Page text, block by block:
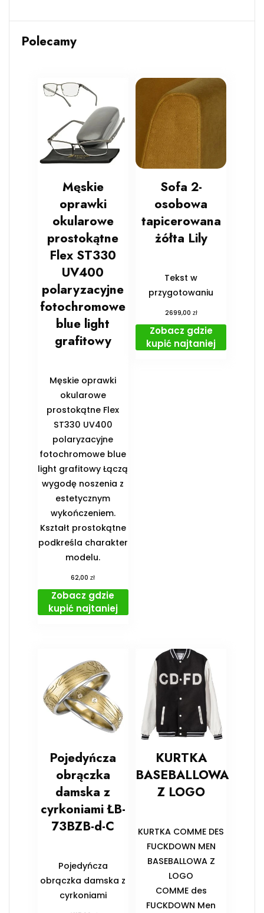
Polecamy
Męskie
oprawki
okularowe
prostokątne
Flex ST330
UV400
polaryzacyjne
fotochromowe
blue light
grafitowy
Męskie oprawki
okularowe
prostokątne Flex
ST330 UV400
polaryzacyjne
fotochromowe blue
light grafitowy Łączą
wygodę noszenia z
estetycznym
wykończeniem.
Kształt prostokątne
podkreśla charakter
modelu.
62,00zł
Zobacz gdzie
kupić najtaniej
Sofa 2-
osobowa
tapicerowana
żółta Lily
Tekst w
przygotowaniu
2699,00 zł
Zobacz gdzie
kupić najtaniej
Pojedyńcza
obrączka
damska z
cyrkoniami ŁB-
73BZB-d-C
Pojedyńcza
obrączka damska z
cyrkoniami
KURTKA
BASEBALLOWA
Z LOGO
KURTKA COMME DES
FUCKDOWN MEN
BASEBALLOWA Z
LOGO
COMME des
FUCKDOWN Men